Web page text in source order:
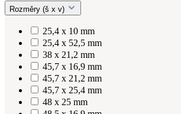
Rozměry (š x v)
25,4 x 10 mm
25,4 x 52,5 mm
38 x 21,2 mm
45,7 x 16,9 mm
45,7 x 21,2 mm
45,7 x 25,4 mm
48 x 25 mm